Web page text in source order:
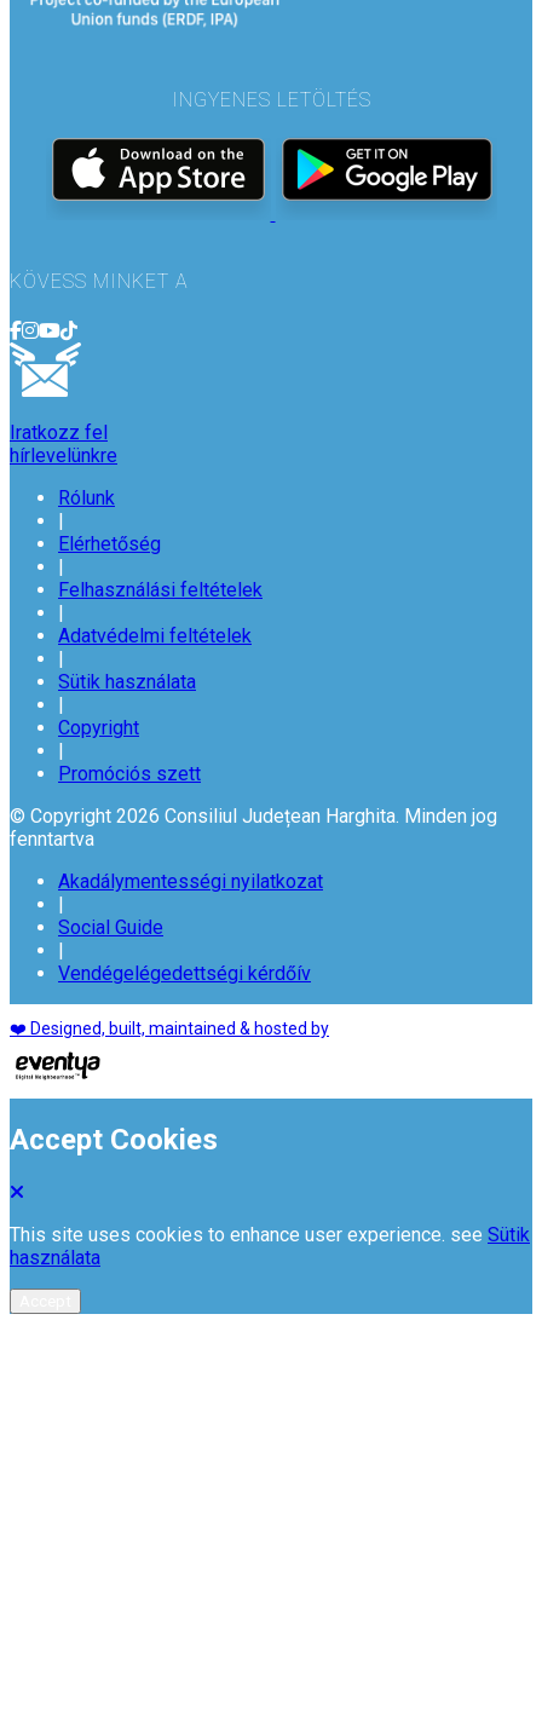
INGYENES LETÖLTÉS
KÖVESS MINKET A
Iratkozz fel
hírlevelünkre
Rólunk
|
Elérhetőség
|
Felhasználási feltételek
|
Adatvédelmi feltételek
|
Sütik használata
|
Copyright
|
Promóciós szett
© Copyright 2026 Consiliul Județean Harghita. Minden jog
fenntartva
Akadálymentességi nyilatkozat
|
Social Guide
|
Vendégelégedettségi kérdőív
❤️ Designed, built, maintained & hosted by
Accept Cookies
This site uses cookies to enhance user experience. see Sütik
használata